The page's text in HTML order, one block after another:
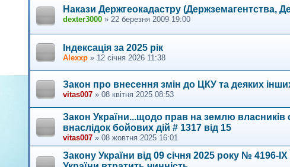
Накази Держгеокадастру (Держземагентства,
dexter3000 » 22 березня 2009 19:00
Індексація за 2025 рік
Alexxp » 12 січня 2026 11:38
Закон про внесення змін до ЦКУ та деяких
vitas007 » 08 квітня 2025 08:53
Закон України...щодо прав на землю власників
внаслідок бойових дій # 1317 від 15
vitas007 » 08 жовтня 2025 16:01
Закону України від 09 січня 2025 року № 4196-